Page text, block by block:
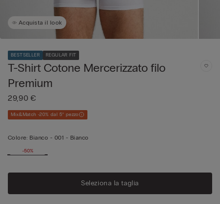
Acquista il look
BESTSELLER REGULAR FIT
T-Shirt Cotone Mercerizzato filo
Premium
29,90 €
Mix&Match -20% dal 5° pezzo
Colore: Bianco - 001 - Bianco
-50%
Seleziona la taglia